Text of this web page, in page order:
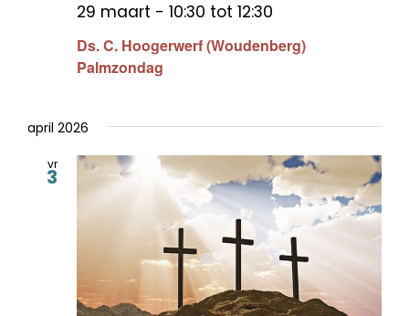
Ds. C. Hoogerwerf (Woudenberg)
Palmzondag
29 maart - 10:30 tot 12:30
april 2026
vr
3